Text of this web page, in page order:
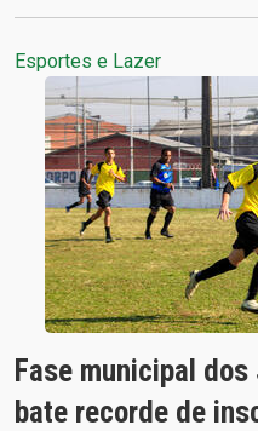
Esportes e Lazer
Fase municipal
bate recorde de